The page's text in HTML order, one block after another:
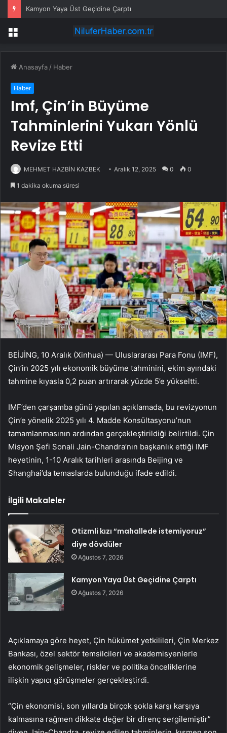
Kamyon Yaya Üst Geçidine Çarptı
Menü
Anasayfa / Haber
Haber
Imf, Çin’in Büyüme
Tahminlerini Yukarı Yönlü
Revize Etti
MEHMET HAZBİN KAZBEK Aralık 12, 2025 0 0
1 dakika okuma süresi
BEİJİNG, 10 Aralık (Xinhua) — Uluslararası Para Fonu (IMF),
Çin’in 2025 yılı ekonomik büyüme tahminini, ekim ayındaki
tahmine kıyasla 0,2 puan artırarak yüzde 5’e yükseltti.
IMF’den çarşamba günü yapılan açıklamada, bu revizyonun
Çin’e yönelik 2025 yılı 4. Madde Konsültasyonu’nun
tamamlanmasının ardından gerçekleştirildiği belirtildi. Çin
Misyon Şefi Sonali Jain-Chandra’nın başkanlık ettiği IMF
heyetinin, 1-10 Aralık tarihleri arasında Beijing ve
Shanghai’da temaslarda bulunduğu ifade edildi.
İlgili Makaleler
Otizmli kızı “mahallede istemiyoruz”
diye dövdüler
Ağustos 7, 2026
Kamyon Yaya Üst Geçidine Çarptı
Ağustos 7, 2026
Açıklamaya göre heyet, Çin hükümet yetkilileri, Çin Merkez
Bankası, özel sektör temsilcileri ve akademisyenlerle
ekonomik gelişmeler, riskler ve politika önceliklerine
ilişkin yapıcı görüşmeler gerçekleştirdi.
“Çin ekonomisi, son yıllarda birçok şokla karşı karşıya
kalmasına rağmen dikkate değer bir direnç sergilemiştir”